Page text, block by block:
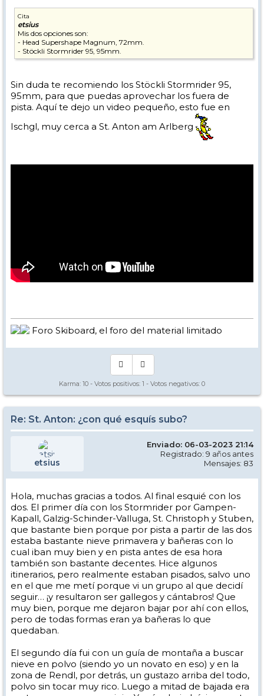
Cita
etsius
Mis dos opciones son:
- Head Supershape Magnum, 72mm.
- Stöckli Stormrider 95, 95mm.
Sin duda te recomiendo los Stöckli Stormrider 95,
95mm, para que puedas aprovechar los fuera de
pista. Aquí te dejo un video pequeño, esto fue en
Ischgl, muy cerca a St. Anton am Arlberg
Foro Skiboard, el foro del material limitado
Karma: 10 - Votos positivos: 1 - Votos negativos: 0
Re: St. Anton: ¿con qué esquís subo?
etsius
Enviado: 06-03-2023 21:14
Registrado: 9 años antes
Mensajes: 83
Hola, muchas gracias a todos. Al final esquié con los
dos. El primer día con los Stormrider por Gampen-
Kapall, Galzig-Schinder-Valluga, St. Christoph y Stuben,
que bastante bien porque por pista a partir de las dos
estaba bastante nieve primavera y bañeras con lo
cual iban muy bien y en pista antes de esa hora
también son bastante decentes. Hice algunos
itinerarios, pero realmente estaban pisados, salvo uno
en el que me metí porque vi un grupo al que decidí
seguir… ¡y resultaron ser gallegos y cántabros! Que
muy bien, porque me dejaron bajar por ahí con ellos,
pero de todas formas eran ya bañeras lo que
quedaban.
El segundo día fui con un guía de montaña a buscar
nieve en polvo (siendo yo un novato en eso) y en la
zona de Rendl, por detrás, un gustazo arriba del todo,
polvo sin tocar muy rico. Luego a mitad de bajada era